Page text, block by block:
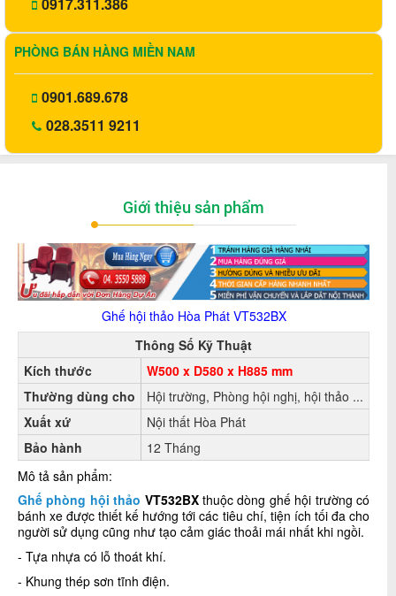
PHÒNG BÁN HÀNG MIỀN NAM
0901.689.678
028.3511 9211
Giới thiệu sản phẩm
Ghế hội thảo Hòa PhátVT532BX
Thông Số Kỹ Thuật
Kích thước
W500 x D580 x H885 mm
Thường dùng cho
Hội trường, Phòng hội nghị, hội thảo ...
Xuất xứ
Nội thất Hòa Phát
Bảo hành
12 Tháng
Mô tả sản phẩm:
Ghế phòng hội thảo VT532BXthuộc dòng ghế hội trường có
bánh xe được thiết kế hướng tới các tiêu chí, tiện ích tối đa cho
người sử dụng cũng như tạo cảm giác thoải mái nhất khi ngồi.
- Tựa nhựa có lỗ thoát khí.
- Khung thép sơn tĩnh điện.